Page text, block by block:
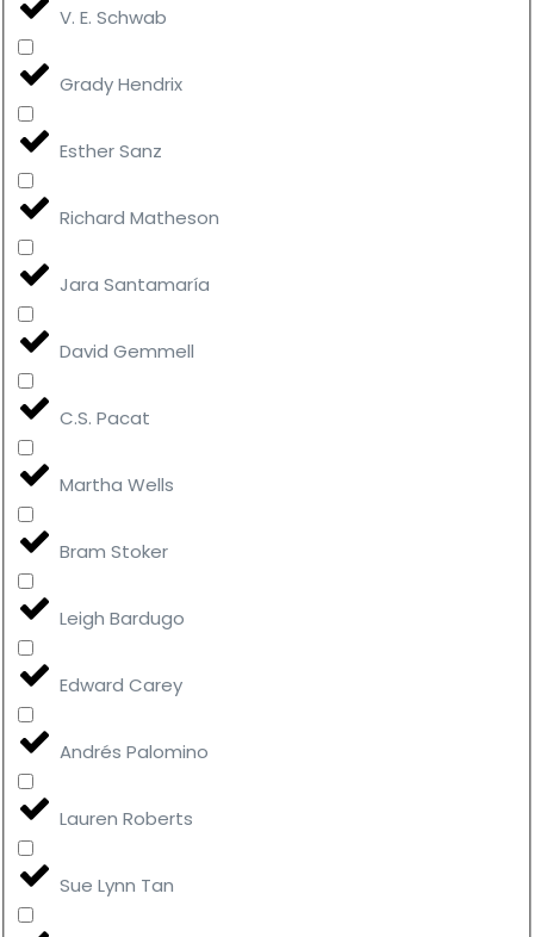
V. E. Schwab
Grady Hendrix
Esther Sanz
Richard Matheson
Jara Santamaría
David Gemmell
C.S. Pacat
Martha Wells
Bram Stoker
Leigh Bardugo
Edward Carey
Andrés Palomino
Lauren Roberts
Sue Lynn Tan